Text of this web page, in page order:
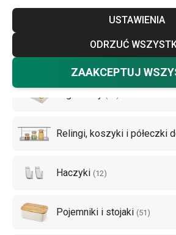
USTAWIENIA
ODRZUĆ
ZAAKCEPTUJ
centymetrze, myśl praktycznie.
będzie znacznie łatwiejsze do
będziesz mieć zawsze pod
zaopatrzysz się we właściwych
nasze pojemniki na
papierowe, pojemniki na torebki
Więcej
Relingi, koszyki i półeczki
Haczyki (12)
Pojemniki i stojaki (51 )